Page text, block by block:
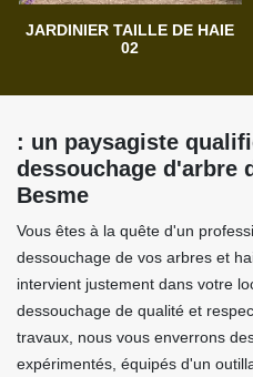
JARDINIER TAILLE DE HAIE
02
: un paysagiste
dessouchage d'arbre
Besme
Vous êtes à la quête d'un
dessouchage de vos arbres et
intervient justement dans votre
dessouchage de qualité et
travaux, nous vous enverrons
expérimentés, équipés d'un